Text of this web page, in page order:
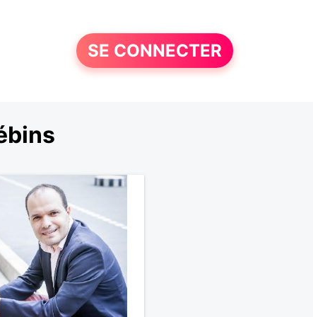
SE CONNECTER